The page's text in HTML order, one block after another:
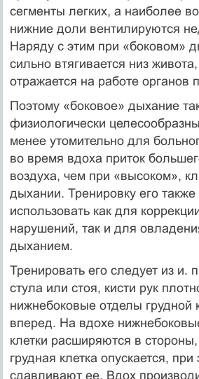
сегменты легких, а наиболее
нижние доли вентилируются
Наряду с этим при «боковом»
сильно втягивается низ
отражается на работе органов
Поэтому «боковое» дыхание
физиологически
менее утомительно для
во время вдоха приток
воздуха, чем при «высоком»,
дыхании. Тренировку его
использовать как для
нарушений, так и для
дыханием.
Тренировать его следует из и.
стула или стоя, кисти рук
нижнебоковые отделы
вперед. На вдохе
клетки расширяются в
грудная клетка опускается, при
сдавливают ее. Вдох